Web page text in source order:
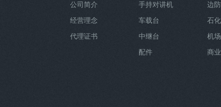
公司简介
经营理念
代理证书
手持对讲机
车载台
中继台
配件
边
石
机
商